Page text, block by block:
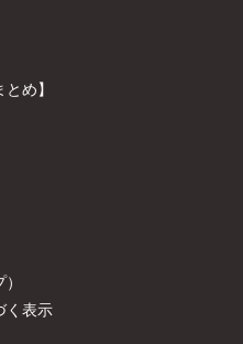
め】
く表示